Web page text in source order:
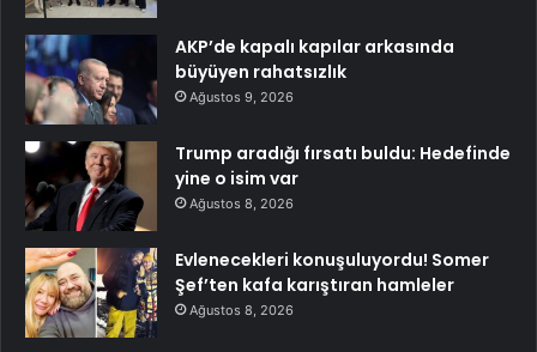
AKP’de kapalı kapılar arkasında
büyüyen rahatsızlık
Ağustos 9, 2026
Trump aradığı fırsatı buldu: Hedefinde
yine o isim var
Ağustos 8, 2026
Evlenecekleri konuşuluyordu! Somer
Şef’ten kafa karıştıran hamleler
Ağustos 8, 2026